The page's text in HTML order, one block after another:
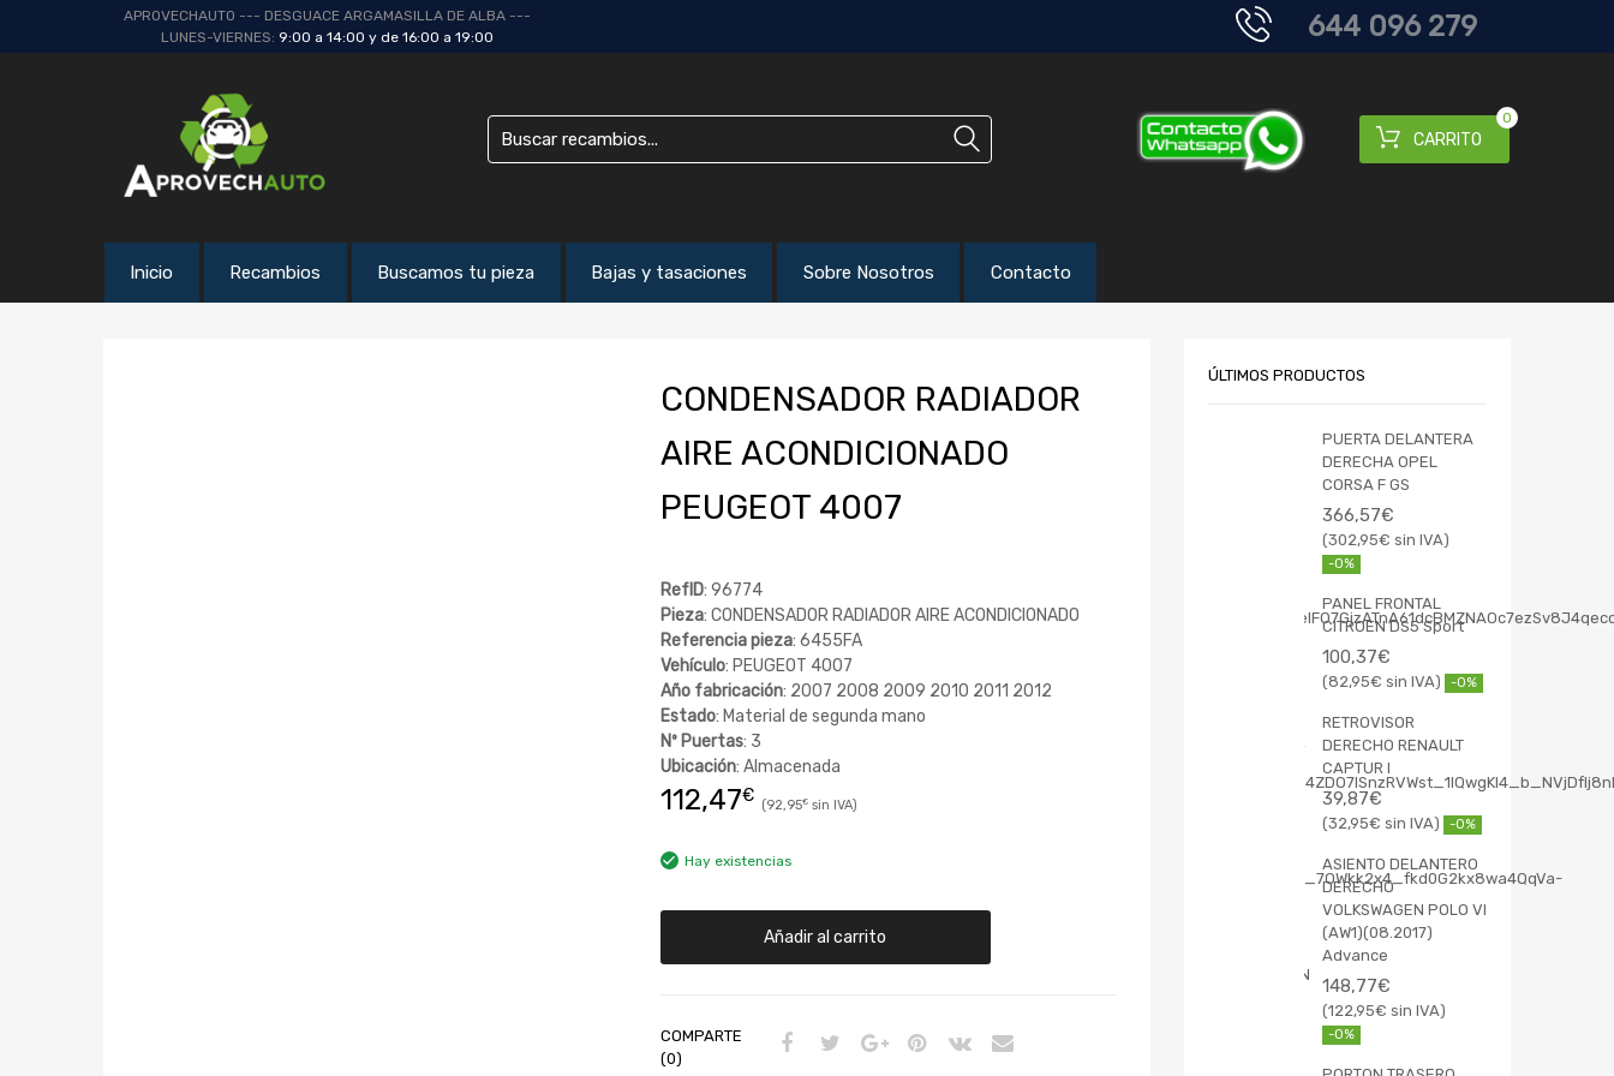
APROVECHAUTO --- DESGUACE ARGAMASILLA DE ALBA ---
LUNES-VIERNES: 9:00 a 14:00 y de 16:00 a 19:00 644 096 279
CARRITO
0
Inicio Recambios Buscamos tu pieza Bajas y tasaciones Sobre Nosotros Contacto
CONDENSADOR RADIADOR
AIRE ACONDICIONADO
PEUGEOT 4007
RefID: 96774
Pieza: CONDENSADOR RADIADOR AIRE ACONDICIONADO
Referencia pieza: 6455FA
Vehículo: PEUGEOT 4007
Año fabricación: 2007 2008 2009 2010 2011 2012
Estado: Material de segunda mano
Nº Puertas: 3
Ubicación: Almacenada
112,47€ 92,95€
Hay existencias
Añadir al carrito
COMPARTE
(0)
ÚLTIMOS PRODUCTOS
PUERTA DELANTERA
DERECHA OPEL
CORSA F GS
366,57€
302,95€
-0%
PANEL FRONTAL
CITROEN DS5 Sport
100,37€
82,95€ -0%
RETROVISOR
DERECHO RENAULT
CAPTUR I
39,87€
32,95€ -0%
ASIENTO DELANTERO
DERECHO
VOLKSWAGEN POLO VI
(AW1)(08.2017)
Advance
148,77€
122,95€
-0%